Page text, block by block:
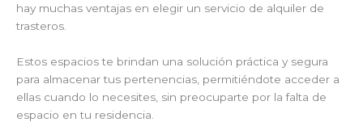
hay muchas ventajas en elegir un servicio de alquiler de
trasteros.
Estos espacios te brindan una solución práctica y segura
para almacenar tus pertenencias, permitiéndote acceder a
ellas cuando lo necesites, sin preocuparte por la falta de
espacio en tu residencia.